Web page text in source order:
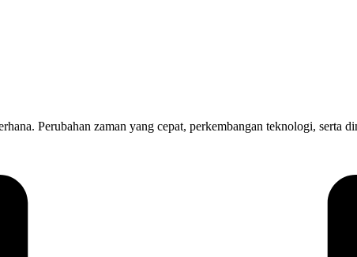
Perubahan zaman yang cepat, perkembangan teknologi, serta